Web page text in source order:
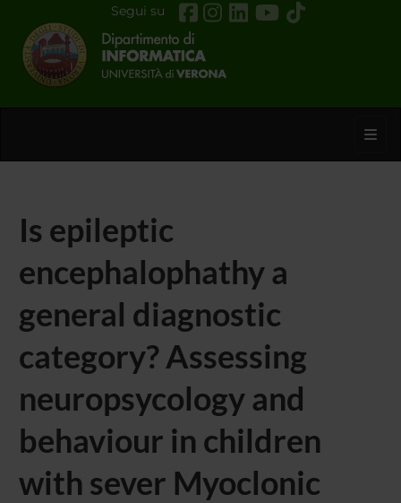
Segui su
Is epileptic
encephalophathy a
general diagnostic
category? Assessing
neuropsycology and
behaviour in children
with sever Myoclonic